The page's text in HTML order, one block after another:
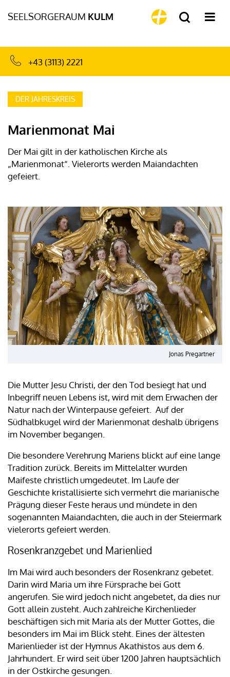
SEELSORGERAUM KULM
+43 (3113) 2221
DER JAHRESKREIS
Marienmonat Mai
Der Mai gilt in der katholischen Kirche als
„Marienmonat“. Vielerorts werden Maiandachten
gefeiert.
Jonas Pregartner
Die Mutter Jesu Christi, der den Tod besiegt hat und
Inbegriff neuen Lebens ist, wird mit dem Erwachen der
Natur nach der Winterpause gefeiert. Auf der
Südhalbkugel wird der Marienmonat deshalb übrigens
im November begangen.
Die besondere Verehrung Mariens blickt auf eine lange
Tradition zurück. Bereits im Mittelalter wurden
Maifeste christlich umgedeutet. Im Laufe der
Geschichte kristallisierte sich vermehrt die marianische
Prägung dieser Feste heraus und mündete in den
sogenannten Maiandachten, die auch in der Steiermark
vielerorts gefeiert werden.
Rosenkranzgebet und Marienlied
Im Mai wird auch besonders der Rosenkranz gebetet.
Darin wird Maria um ihre Fürsprache bei Gott
angerufen. Sie wird jedoch nicht angebetet, da dies nur
Gott allein zusteht. Auch zahlreiche Kirchenlieder
beschäftigen sich mit Maria als der Mutter Gottes, die
besonders im Mai im Blick steht. Eines der ältesten
Marienlieder ist der Hymnus Akathistos aus dem 6.
Jahrhundert. Er wird seit über 1200 Jahren hauptsächlich
in der Ostkirche gesungen.